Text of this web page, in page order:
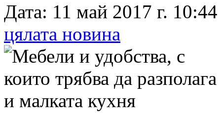
Дата: 11 май 2017 г.
цялата новина